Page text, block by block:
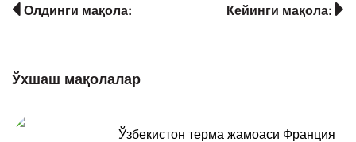
Кейинги мақола:
Олдинги мақола:
Ўхшаш мақолалар
Ўзбекистон терма жамоаси Франция